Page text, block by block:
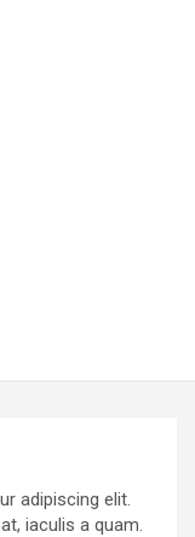
adipiscing elit.
iaculis a quam.